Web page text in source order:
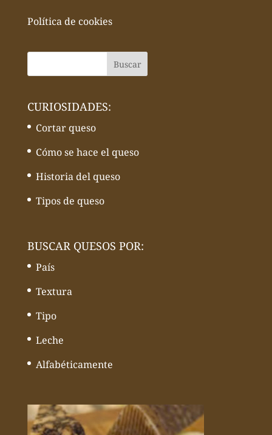
Política de cookies
CURIOSIDADES:
Cortar queso
Cómo se hace el queso
Historia del queso
Tipos de queso
BUSCAR QUESOS POR:
País
Textura
Tipo
Leche
Alfabéticamente